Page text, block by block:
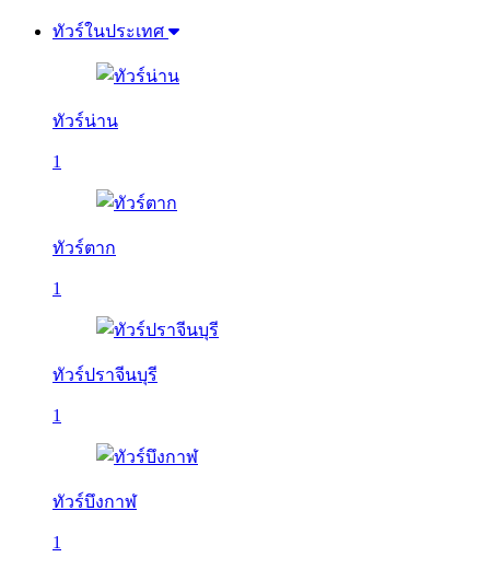
ทัวร์ในประเทศ
ทัวร์น่าน
1
ทัวร์ตาก
1
ทัวร์ปราจีนบุรี
1
ทัวร์บึงกาฬ
1